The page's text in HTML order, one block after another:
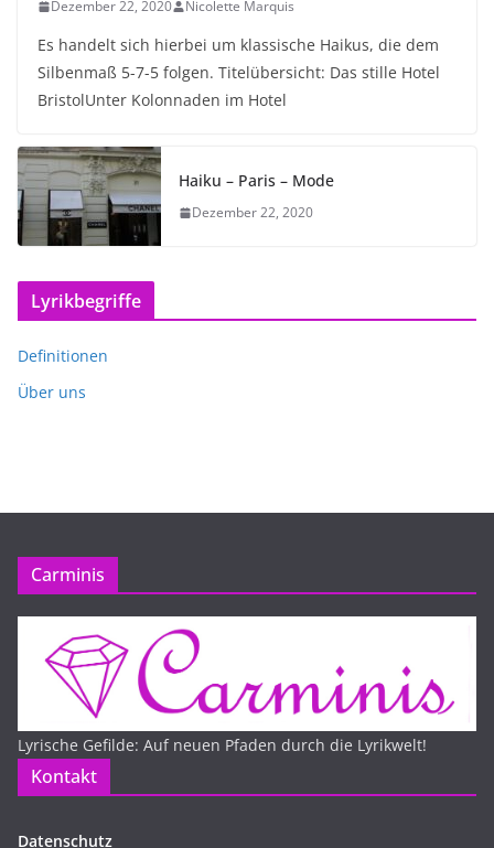
Dezember 22, 2020 Nicolette Marquis
Es handelt sich hierbei um klassische Haikus, die dem
Silbenmaß 5-7-5 folgen. Titelübersicht: Das stille Hotel
BristolUnter Kolonnaden im Hotel
Haiku – Paris – Mode
Dezember 22, 2020
Lyrikbegriffe
Definitionen
Über uns
Carminis
Lyrische Gefilde: Auf neuen Pfaden durch die Lyrikwelt!
Kontakt
Datenschutz